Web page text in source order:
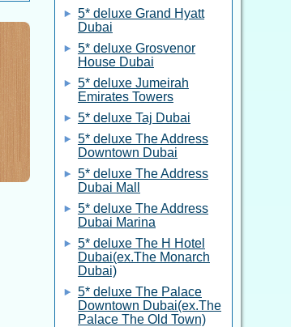
5* deluxe Grand Hyatt
Dubai
5* deluxe Grosvenor
House Dubai
5* deluxe Jumeirah
Emirates Towers
5* deluxe Taj Dubai
5* deluxe The Address
Downtown Dubai
5* deluxe The Address
Dubai Mall
5* deluxe The Address
Dubai Marina
5* deluxe The H Hotel
Dubai(ex.The Monarch
Dubai)
5* deluxe The Palace
Downtown Dubai(ex.The
Palace The Old Town)